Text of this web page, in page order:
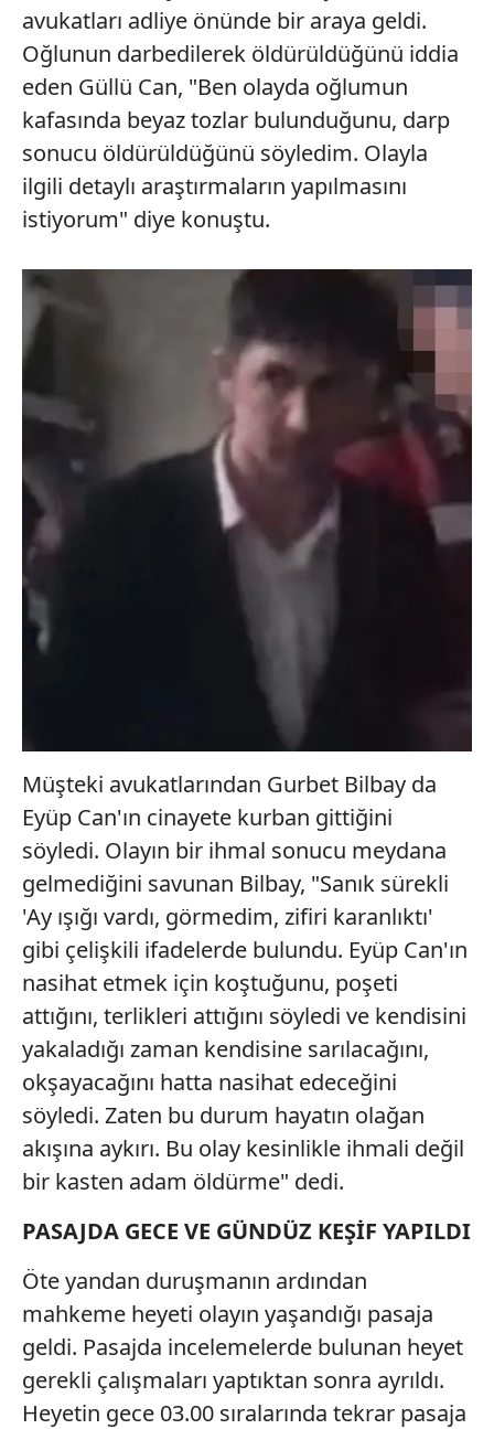
avukatları adliye önünde bir araya geldi.
Oğlunun darbedilerek öldürüldüğünü iddia
eden Güllü Can, "Ben olayda oğlumun
kafasında beyaz tozlar bulunduğunu, darp
sonucu öldürüldüğünü söyledim. Olayla
ilgili detaylı araştırmaların yapılmasını
istiyorum" diye konuştu.
Müşteki avukatlarından Gurbet Bilbay da
Eyüp Can'ın cinayete kurban gittiğini
söyledi. Olayın bir ihmal sonucu meydana
gelmediğini savunan Bilbay, "Sanık sürekli
'Ay ışığı vardı, görmedim, zifiri karanlıktı'
gibi çelişkili ifadelerde bulundu. Eyüp Can'ın
nasihat etmek için koştuğunu, poşeti
attığını, terlikleri attığını söyledi ve kendisini
yakaladığı zaman kendisine sarılacağını,
okşayacağını hatta nasihat edeceğini
söyledi. Zaten bu durum hayatın olağan
akışına aykırı. Bu olay kesinlikle ihmali değil
bir kasten adam öldürme" dedi.
PASAJDA GECE VE GÜNDÜZ KEŞİF YAPILDI
Öte yandan duruşmanın ardından
mahkeme heyeti olayın yaşandığı pasaja
geldi. Pasajda incelemelerde bulunan heyet
gerekli çalışmaları yaptıktan sonra ayrıldı.
Heyetin gece 03.00 sıralarında tekrar pasaja